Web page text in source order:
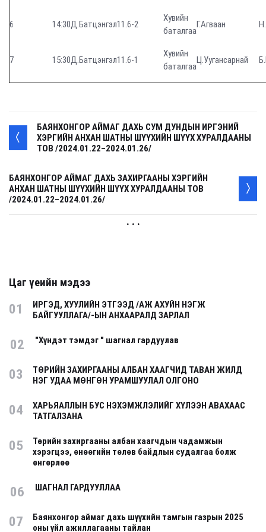
6 14:30Д.Батцэнгэл11.6-2
Хувийн
баталгаа
Г.Агваан
7 15:30Д.Батцэнгэл11.6-1
Хувийн
баталгаа
Ц.Уугансарнай
БАЯНХОНГОР АЙМАГ ДАХЬ СУМ ДУНДЫН ИРГЭНИЙ
ХЭРГИЙН АНХАН ШАТНЫ ШҮҮХИЙН ШҮҮХ ХУРАЛДААНЫ
ТОВ /2024.01.22–2024.01.26/
БАЯНХОНГОР АЙМАГ ДАХЬ ЗАХИРГААНЫ ХЭРГИЙН
АНХАН ШАТНЫ ШҮҮХИЙН ШҮҮХ ХУРАЛДААНЫ ТОВ
/2024.01.22–2024.01.26/
. . .
Цаг үеийн мэдээ
01
ИРГЭД, ХУУЛИЙН ЭТГЭЭД /АЖ АХУЙН НЭГЖ
БАЙГУУЛЛАГА/-ЫН АНХААРАЛД ЗАРЛАЛ
02 "Хүндэт тэмдэг " шагнал гардуулав
03
ТӨРИЙН ЗАХИРГААНЫ АЛБАН ХААГЧИД ТАВАН ЖИЛД
НЭГ УДАА МӨНГӨН УРАМШУУЛАЛ ОЛГОНО
04
ХАРЬЯАЛЛЫН БУС НЭХЭМЖЛЭЛИЙГ ХҮЛЭЭН АВАХААС
ТАТГАЛЗАНА
05
Төрийн захиргааны албан хаагчдын чадамжын
хэрэгцээ, өнөөгийн төлөв байдлын судалгаа болж
өнгөрлөө
06 ШАГНАЛ ГАРДУУЛЛАА
07
Баянхонгор аймаг дахь шүүхийн тамгын газрын 2025
оны үйл ажиллагааны тайлан